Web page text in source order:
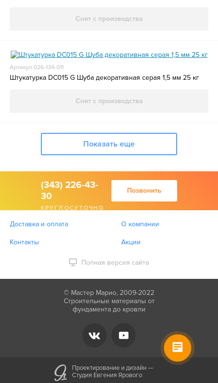
Снят с производства
Артикул 026-134-011
Штукатурка DC015 G Шуба декоративная серая 1,5 мм 25 кг
Снят с производства
Показать еще
(343) 226-43-
30
КРУГЛОСУТОЧНО
Позвонить
Доставка и оплата О компании
Контакты Акции
Полная версия сайта
© Мастер Марио, 2009-2022
Строительные материалы от
фундамента до кровли
Проектирование и дизайн —
Студия Евгения Ярового